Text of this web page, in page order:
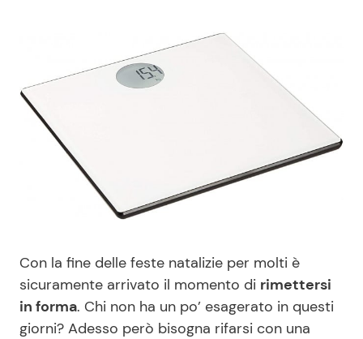
News Musica
News Spettacolo
News dal mondo
Benessere
Moda e Style
Mondo Mamma
Cucina e Ricette
Dolci
Le Ricette in TV
Con la fine delle feste natalizie per molti è
sicuramente arrivato il momento di rimettersi
in forma. Chi non ha un po’ esagerato in questi
giorni? Adesso però bisogna rifarsi con una